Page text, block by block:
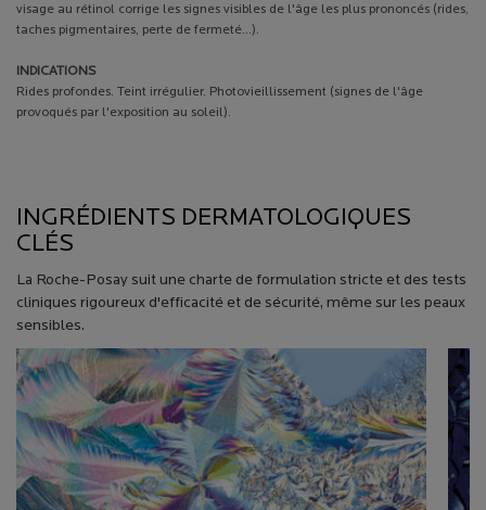
visage au rétinol corrige les signes visibles de l'âge les plus prononcés (rides,
taches pigmentaires, perte de fermeté...).
INDICATIONS
Rides profondes. Teint irrégulier. Photovieillissement (signes de l'âge
provoqués par l'exposition au soleil).
PDP Product description section
INGRÉDIENTS DERMATOLOGIQUES CLÉS
INGRÉDIENTS DERMATOLOGIQUES
CLÉS
La Roche-Posay suit une charte de formulation stricte et des tests
cliniques rigoureux d'efficacité et de sécurité, même sur les peaux
sensibles.